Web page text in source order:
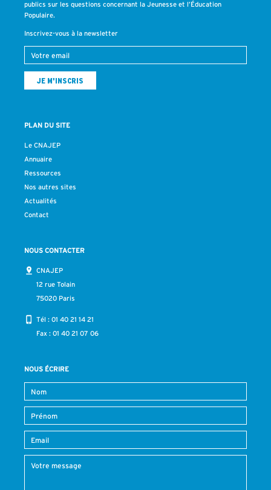
publics sur les questions concernant la Jeunesse et l’Éducation
Populaire.
Inscrivez-vous à la newsletter
PLAN DU SITE
Le CNAJEP
Annuaire
Ressources
Nos autres sites
Actualités
Contact
NOUS CONTACTER
CNAJEP
12 rue Tolain
75020 Paris
Tél : 01 40 21 14 21
Fax : 01 40 21 07 06
NOUS ÉCRIRE